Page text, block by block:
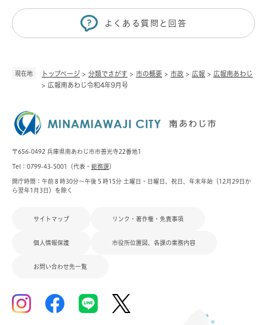
現在地 トップページ > 分類でさがす > 市の概要 > 市政 > 広報 > 広報南あわじ
> 広報南あわじ令和4年9月号
よくある質問と回答
〒656-0492 兵庫県南あわじ市市善光寺22番地1
Tel：0799-43-5001（代表・ 総務課）
開庁時間：午前８時30分～午後５時15分 土曜日・日曜日、祝日、年末年始（12月29日か
ら翌年1月3日）を除く
サイトマップ リンク・著作権・免責事項
個人情報保護 市役所位置図、各課の業務内容
お問い合わせ先一覧